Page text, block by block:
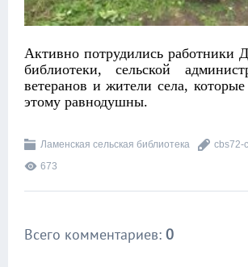
Активно потрудились работники
библиотеки, сельской
ветеранов и жители села,
этому равнодушны.
Ламенская сельская библиотека cbs72-
673
Всего комментариев: 0